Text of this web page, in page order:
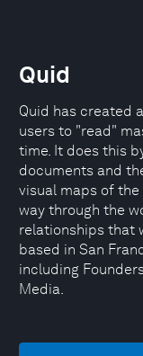
Quid
Quid has created
users to "read"
time. It does this
documents and
visual maps of
way through the
relationships that
based in San
including
Media.